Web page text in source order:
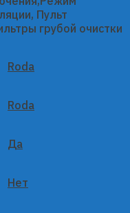
Пульт
грубой очистки
Roda
Roda
Да
Нет